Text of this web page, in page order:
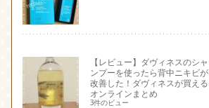
【レビュー】ダヴィネスのシャ
ンプーを使ったら背中ニキビが
改善した！ダヴィネスが買える
オンラインまとめ
3件のビュー